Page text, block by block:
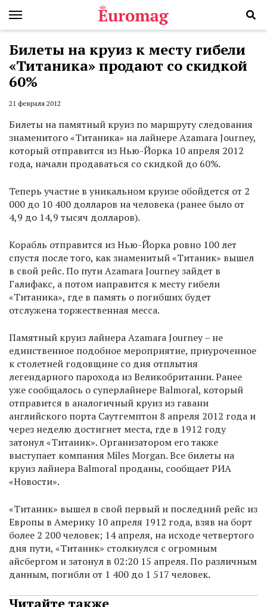
Билеты на круиз к месту гибели
«Титаника» продают со скидкой
60%
21 февраля 2012
Билеты на памятный круиз по маршруту следования
знаменитого «Титаника» на лайнере Azamara Journey,
который отправится из Нью-Йорка 10 апреля 2012
года, начали продаваться со скидкой до 60%.
Теперь участие в уникальном круизе обойдется от 2
000 до 10 400 долларов на человека (ранее было от
4,9 до 14,9 тысяч долларов).
Корабль отправится из Нью-Йорка ровно 100 лет
спустя после того, как знаменитый «Титаник» вышел
в свой рейс. По пути Azamara Journey зайдет в
Галифакс, а потом направится к месту гибели
«Титаника», где в память о погибших будет
отслужена торжественная месса.
Памятный круиз лайнера Azamara Journey – не
единственное подобное мероприятие, приуроченное
к столетней годовщине со дня отплытия
легендарного парохода из Великобритании. Ранее
уже сообщалось о суперлайнере Balmoral, который
отправится в аналогичный круиз из гавани
английского порта Саутгемптон 8 апреля 2012 года и
через неделю достигнет места, где в 1912 году
затонул «Титаник». Организатором его также
выступает компания Miles Morgan. Все билеты на
круиз лайнера Balmoral проданы, сообщает РИА
«Новости».
«Титаник» вышел в свой первый и последний рейс из
Европы в Америку 10 апреля 1912 года, взяв на борт
более 2 200 человек; 14 апреля, на исходе четвертого
дня пути, «Титаник» столкнулся с огромным
айсбергом и затонул в 02:20 15 апреля. По различным
данным, погибли от 1 400 до 1 517 человек.
Читайте также